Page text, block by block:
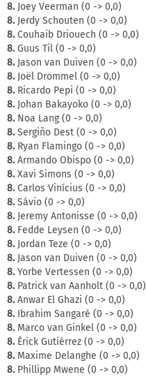
8.Joey Veerman (0 -> 0,0)
8.Jerdy Schouten (0 -> 0,0)
8.Couhaib Driouech (0 -> 0,0)
8.Guus Til (0 -> 0,0)
8.Jason van Duiven (0 -> 0,0)
8.Joël Drommel (0 -> 0,0)
8.Ricardo Pepi (0 -> 0,0)
8.Johan Bakayoko (0 -> 0,0)
8.Noa Lang (0 -> 0,0)
8.Sergiño Dest (0 -> 0,0)
8.Ryan Flamingo (0 -> 0,0)
8.Armando Obispo (0 -> 0,0)
8.Xavi Simons (0 -> 0,0)
8.Carlos Vinícius (0 -> 0,0)
8.Sávio (0 -> 0,0)
8.Jeremy Antonisse (0 -> 0,0)
8.Fedde Leysen (0 -> 0,0)
8.Jordan Teze (0 -> 0,0)
8.Jason van Duiven (0 -> 0,0)
8.Yorbe Vertessen (0 -> 0,0)
8.Patrick van Aanholt (0 -> 0,0)
8.Anwar El Ghazi (0 -> 0,0)
8.Ibrahim Sangaré (0 -> 0,0)
8.Marco van Ginkel (0 -> 0,0)
8.Érick Gutiérrez (0 -> 0,0)
8.Maxime Delanghe (0 -> 0,0)
8.Phillipp Mwene (0 -> 0,0)